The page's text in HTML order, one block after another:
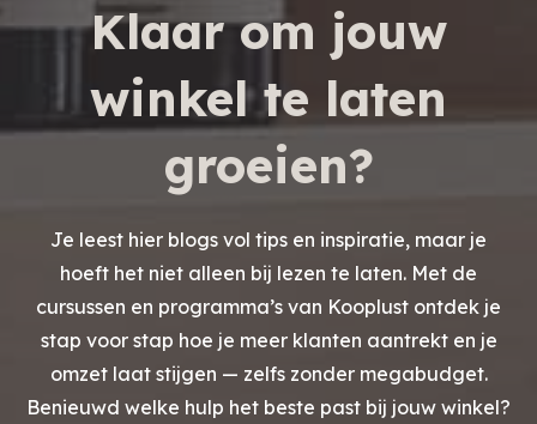
Klaar om jouw
winkel te laten
groeien?
Je leest hier blogs vol tips en inspiratie, maar je
hoeft het niet alleen bij lezen te laten. Met de
cursussen en programma’s van Kooplust ontdek je
stap voor stap hoe je meer klanten aantrekt en je
omzet laat stijgen — zelfs zonder megabudget.
Benieuwd welke hulp het beste past bij jouw winkel?